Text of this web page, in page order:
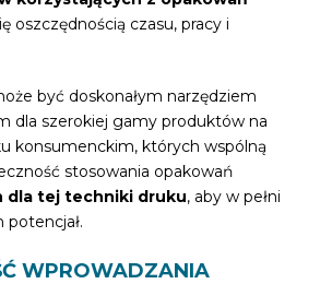
oszczędnością czasu, pracy i
być doskonałym narzędziem
dla szerokiej gamy produktów na
konsumenckim, których wspólną
stosowania opakowań
dla tej techniki druku, aby w pełni
potencjał.
WPROWADZANIA